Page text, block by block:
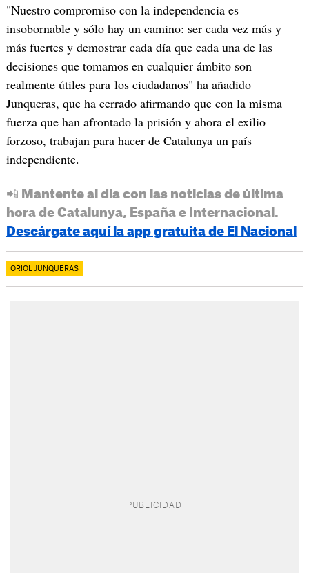
"Nuestro compromiso con la independencia es
insobornable y sólo hay un camino: ser cada vez más y
más fuertes y demostrar cada día que cada una de las
decisiones que tomamos en cualquier ámbito son
realmente útiles para los ciudadanos" ha añadido
Junqueras, que ha cerrado afirmando que con la misma
fuerza que han afrontado la prisión y ahora el exilio
forzoso, trabajan para hacer de Catalunya un país
independiente.
📲 Mantente al día con las noticias de última
hora de Catalunya, España e Internacional.
Descárgate aquí la app gratuita de El Nacional
ORIOL JUNQUERAS